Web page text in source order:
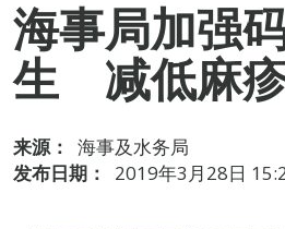
海事局加强
生 减低麻
来源：
海事及水务局
发布日期：
2019年3月28日